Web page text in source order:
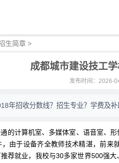
生简章 >
成都城市建设技工
发布时间：2026-
年招收分数线？招生专业？学费及补
的计算机室、多媒体室、语音室、
由于设备齐全教师技术精湛，前
荐就业，我校与30多家世界500强